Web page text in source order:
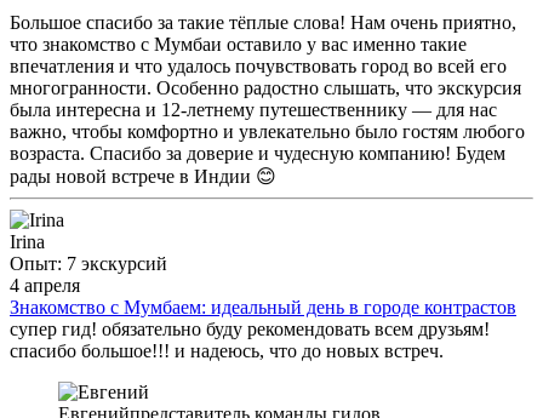
Большое спасибо за такие тёплые слова! Нам очень приятно,
что знакомство с Мумбаи оставило у вас именно такие
впечатления и что удалось почувствовать город во всей его
многогранности. Особенно радостно слышать, что экскурсия
была интересна и 12-летнему путешественнику — для нас
важно, чтобы комфортно и увлекательно было гостям любого
возраста. Спасибо за доверие и чудесную компанию! Будем
рады новой встрече в Индии 😊
Irina
Опыт: 7 экскурсий
4 апреля
Знакомство с Мумбаем: идеальный день в городе контрастов
супер гид! обязательно буду рекомендовать всем друзьям!
спасибо большое!!! и надеюсь, что до новых встреч.
Евгенийпредставитель команды гидов